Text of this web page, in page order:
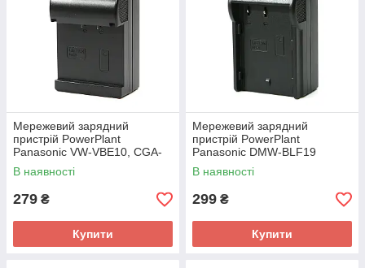
Мережевий зарядний
пристрій PowerPlant
Panasonic VW-VBE10, CGA-
S303
В наявності
279 ₴
Купити
Мережевий зарядний
пристрій PowerPlant
Panasonic DMW-BLF19
В наявності
299 ₴
Купити